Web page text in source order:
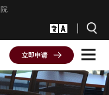
立即申请